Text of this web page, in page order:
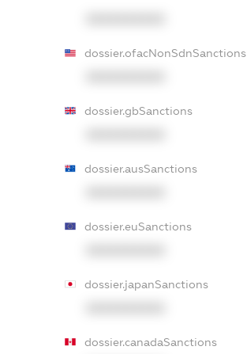
dossier.ofacNonSdnSanctions
dossier.gbSanctions
dossier.ausSanctions
dossier.euSanctions
dossier.japanSanctions
dossier.canadaSanctions